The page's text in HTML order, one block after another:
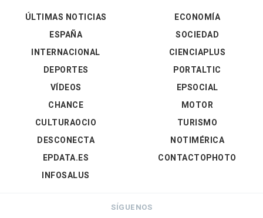
ÚLTIMAS NOTICIAS
ESPAÑA
INTERNACIONAL
DEPORTES
VÍDEOS
ECONOMÍA
SOCIEDAD
CIENCIAPLUS
PORTALTIC
EPSOCIAL
CHANCE
CULTURAOCIO
DESCONECTA
EPDATA.ES
INFOSALUS
MOTOR
TURISMO
NOTIMÉRICA
CONTACTOPHOTO
SÍGUENOS